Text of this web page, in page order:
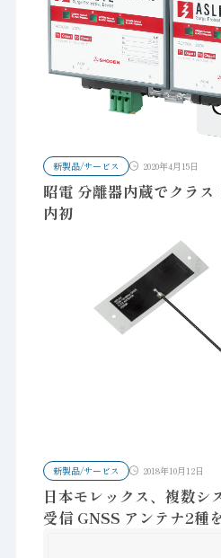
新製品/サービス 2020年4月15日
昭電 分離器内蔵でクラ
内初
新製品/サービス 2018年10月12日
日本モレックス、複数シ
受信 GNSS アンテナ2種